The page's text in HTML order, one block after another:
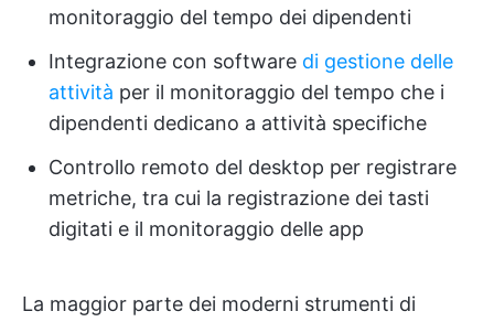
monitoraggio del tempo dei dipendenti
Integrazione con software di gestione delle
attività per il monitoraggio del tempo che i
dipendenti dedicano a attività specifiche
Controllo remoto del desktop per registrare
metriche, tra cui la registrazione dei tasti
digitati e il monitoraggio delle app
La maggior parte dei moderni strumenti di